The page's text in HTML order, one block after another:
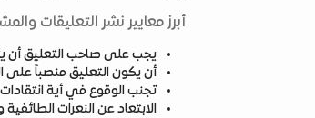
أبرز معايير نشر التعليقات
يجب على صاحب التعليق أن
أن يكون التعليق منصباً
تجنب الوقوع في أية
الابتعاد عن النعرات